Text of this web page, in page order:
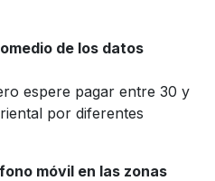
de los datos
espere pagar entre 30 y
por diferentes
móvil en las zonas